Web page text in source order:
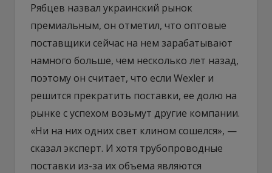
Рябцев назвал украинский рынок
премиальным, он отметил, что оптовые
поставщики сейчас на нем зарабатывают
намного больше, чем несколько лет назад,
поэтому он считает, что если Wexler и
решится прекратить поставки, ее долю на
рынке с успехом возьмут другие компании.
«Ни на них одних свет клином сошелся», —
сказал эксперт. И хотя трубопроводные
поставки из-за их объема являются